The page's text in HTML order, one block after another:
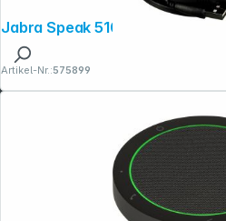
Artikel-Nr.:575899